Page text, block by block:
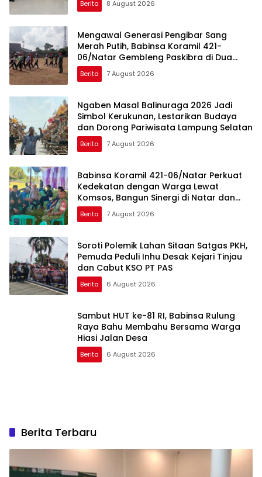
Berita 8 August 2026
Mengawal Generasi Pengibar Sang
Merah Putih, Babinsa Koramil 421-
06/Natar Gembleng Paskibra di Dua
Kecamatan Jelang HUT RI ke-81
Berita 7 August 2026
Ngaben Masal Balinuraga 2026 Jadi
Simbol Kerukunan, Lestarikan Budaya
dan Dorong Pariwisata Lampung Selatan
Berita 7 August 2026
Babinsa Koramil 421-06/Natar Perkuat
Kedekatan dengan Warga Lewat
Komsos, Bangun Sinergi di Natar dan
Tegineneng
Berita 7 August 2026
Soroti Polemik Lahan Sitaan Satgas PKH,
Pemuda Peduli Inhu Desak Kejari Tinjau
dan Cabut KSO PT PAS
Berita 6 August 2026
Sambut HUT ke-81 RI, Babinsa Rulung
Raya Bahu Membahu Bersama Warga
Hiasi Jalan Desa
Berita 6 August 2026
Berita Terbaru